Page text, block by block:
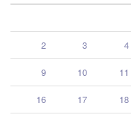
2 3 4
9 10 11
16 17 18